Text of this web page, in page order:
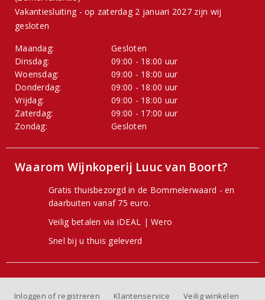
Vakantiesluiting - op zaterdag 2 januari 2027 zijn wij
gesloten
Maandag:
Gesloten
Dinsdag:
09:00 - 18:00 uur
Woensdag:
09:00 - 18:00 uur
Donderdag:
09:00 - 18:00 uur
Vrijdag:
09:00 - 18:00 uur
Zaterdag:
09:00 - 17:00 uur
Zondag:
Gesloten
Waarom Wijnkoperij Luuc van Boort?
Gratis thuisbezorgd in de Bommelerwaard - en
daarbuiten vanaf 75 euro.
Veilig betalen via iDEAL | Wero
Snel bij u thuis geleverd
Inloggen of registreren Klantenservice Veilig winkelen